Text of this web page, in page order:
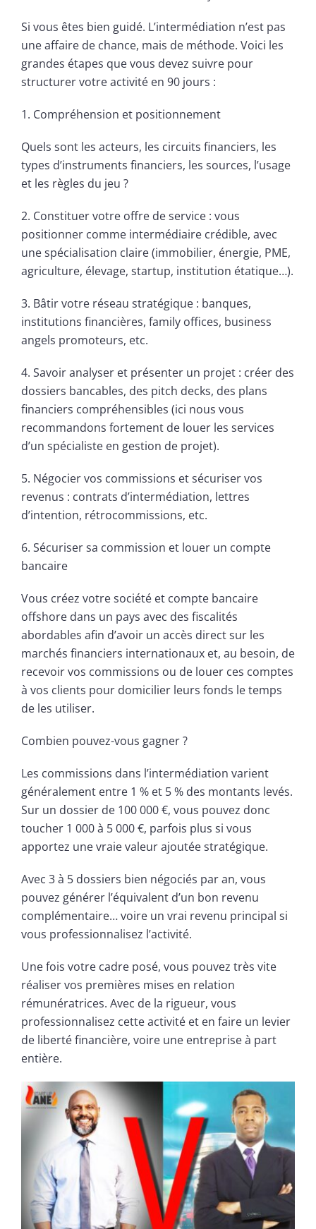
Si vous êtes bien guidé. L’intermédiation n’est pas
une affaire de chance, mais de méthode. Voici les
grandes étapes que vous devez suivre pour
structurer votre activité en 90 jours :
1. Compréhension et positionnement
Quels sont les acteurs, les circuits financiers, les
types d’instruments financiers, les sources, l’usage
et les règles du jeu ?
2. Constituer votre offre de service : vous
positionner comme intermédiaire crédible, avec
une spécialisation claire (immobilier, énergie, PME,
agriculture, élevage, startup, institution étatique…).
3. Bâtir votre réseau stratégique : banques,
institutions financières, family offices, business
angels promoteurs, etc.
4. Savoir analyser et présenter un projet : créer des
dossiers bancables, des pitch decks, des plans
financiers compréhensibles (ici nous vous
recommandons fortement de louer les services
d’un spécialiste en gestion de projet).
5. Négocier vos commissions et sécuriser vos
revenus : contrats d’intermédiation, lettres
d’intention, rétrocommissions, etc.
6. Sécuriser sa commission et louer un compte
bancaire
Vous créez votre société et compte bancaire
offshore dans un pays avec des fiscalités
abordables afin d’avoir un accès direct sur les
marchés financiers internationaux et, au besoin, de
recevoir vos commissions ou de louer ces comptes
à vos clients pour domicilier leurs fonds le temps
de les utiliser.
Combien pouvez-vous gagner ?
Les commissions dans l’intermédiation varient
généralement entre 1 % et 5 % des montants levés.
Sur un dossier de 100 000 €, vous pouvez donc
toucher 1 000 à 5 000 €, parfois plus si vous
apportez une vraie valeur ajoutée stratégique.
Avec 3 à 5 dossiers bien négociés par an, vous
pouvez générer l’équivalent d’un bon revenu
complémentaire… voire un vrai revenu principal si
vous professionnalisez l’activité.
Une fois votre cadre posé, vous pouvez très vite
réaliser vos premières mises en relation
rémunératrices. Avec de la rigueur, vous
professionnalisez cette activité et en faire un levier
de liberté financière, voire une entreprise à part
entière.